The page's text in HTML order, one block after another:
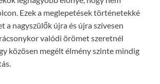
Ezek a meglepetések történetekké
a nagyszülők újra és újra szívesen
valódi örömet szeretnél
közösen megélt élmény szinte mindig